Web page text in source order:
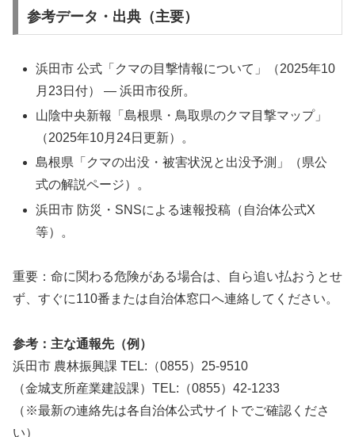
参考データ・出典（主要）
浜田市 公式「クマの目撃情報について」（2025年10
月23日付） — 浜田市役所。
山陰中央新報「島根県・鳥取県のクマ目撃マップ」
（2025年10月24日更新）。
島根県「クマの出没・被害状況と出没予測」（県公
式の解説ページ）。
浜田市 防災・SNSによる速報投稿（自治体公式X
等）。
重要：命に関わる危険がある場合は、自ら追い払おうとせ
ず、すぐに110番または自治体窓口へ連絡してください。
参考：主な通報先（例）
浜田市 農林振興課 TEL:（0855）25-9510
（金城支所産業建設課）TEL:（0855）42-1233
（※最新の連絡先は各自治体公式サイトでご確認くださ
い）